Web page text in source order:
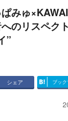
みゅ
へのリスペ
”
シェア ブッ